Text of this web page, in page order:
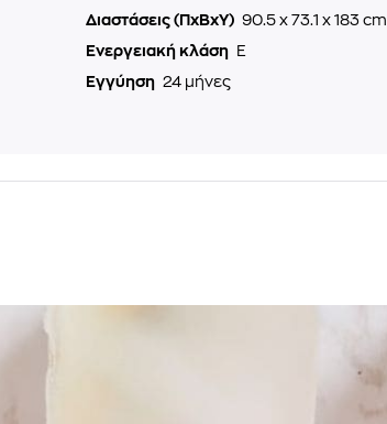
Διαστάσεις (ΠxΒxΥ) 90.5 x 73.1 x 183 cm
Ενεργειακή κλάση
E
Εγγύηση 24 μήνες